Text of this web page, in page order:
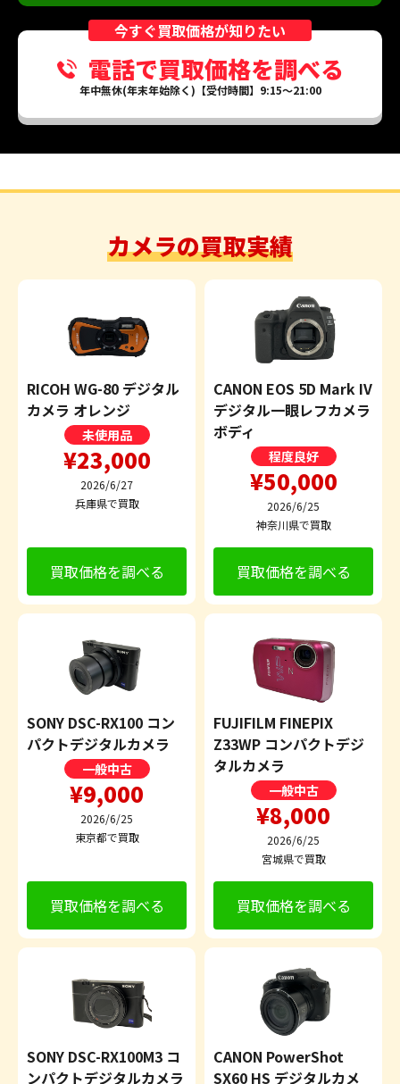
今すぐ買取価格が知りたい
電話で買取価格を調べる
年中無休(年末年始除く)【受付時間】9:15～21:00
カメラの買取実績
RICOH WG-80 デジタル
カメラ オレンジ
未使用品
¥23,000
2026/6/27
兵庫県で買取
買取価格を調べる
CANON EOS 5D Mark IV
デジタル一眼レフカメラ
ボディ
程度良好
¥50,000
2026/6/25
神奈川県で買取
買取価格を調べる
SONY DSC-RX100 コン
パクトデジタルカメラ
一般中古
¥9,000
2026/6/25
東京都で買取
買取価格を調べる
FUJIFILM FINEPIX
Z33WP コンパクトデジ
タルカメラ
一般中古
¥8,000
2026/6/25
宮城県で買取
買取価格を調べる
SONY DSC-RX100M3 コ
ンパクトデジタルカメラ
CANON PowerShot
SX60 HS デジタルカメ